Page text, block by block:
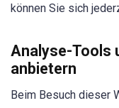
können Sie sich
Analyse-Tools
anbietern
Beim Besuch dieser